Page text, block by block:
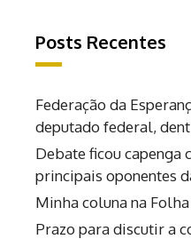
Posts Recentes
Federação da
deputado federal,
Debate ficou capenga
principais oponentes
Minha coluna na
Prazo para discutir a